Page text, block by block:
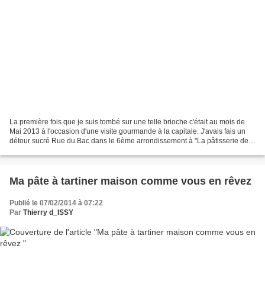
La première fois que je suis tombé sur une telle brioche c'était au mois de
Mai 2013 à l'occasion d'une visite gourmande à la capitale. J'avais fais un
détour sucré Rue du Bac dans le 6ème arrondissement à ''La pâtisserie des
Ma pâte à tartiner maison comme vous en rêvez
Publié le 07/02/2014 à 07:22
Par Thierry d_ISSY